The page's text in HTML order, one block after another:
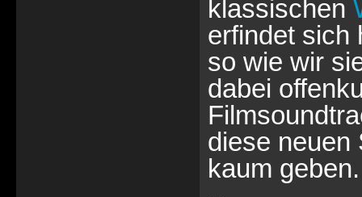
klassischen
erfindet sich
so wie wir
dabei
diese neuen
kaum geben.